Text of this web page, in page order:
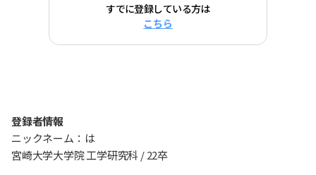
すでに登録している方は
こちら
登録者情報
ニックネーム：は
宮崎大学大学院 工学研究科 / 22卒